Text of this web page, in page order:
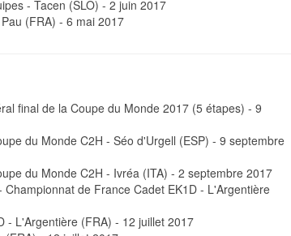
- Tacen (SLO) - 2 juin 2017
(FRA) - 6 mai 2017
final de la Coupe du Monde 2017 (5 étapes) - 9
du Monde C2H - Séo d'Urgell (ESP) - 9 septembre
du Monde C2H - Ivréa (ITA) - 2 septembre 2017
Championnat de France Cadet EK1D - L'Argentière
- L'Argentière (FRA) - 12 juillet 2017